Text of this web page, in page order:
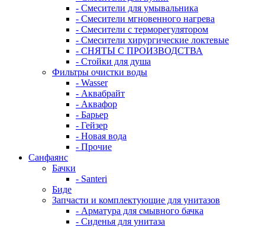
- Смесители для умывальника
- Смесители мгновенного нагрева
- Смесители с терморегулятором
- Смесители хирургические локтевые
- СНЯТЫ С ПРОИЗВОДСТВА
- Стойки для душа
Фильтры очистки воды
- Wasser
- Аквабрайт
- Аквафор
- Барьер
- Гейзер
- Новая вода
- Прочие
Санфаянс
Бачки
- Santeri
Биде
Запчасти и комплектующие для унитазов
- Арматура для смывного бачка
- Сиденья для унитаза